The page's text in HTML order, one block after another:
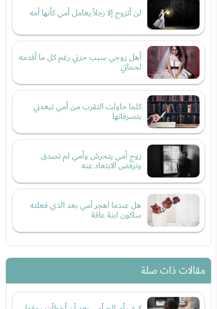
لن أتزوج إلا رجلاً يعامل أمي كأنها أمه
أهل زوجي سبب حزني رغم كل ما أقدمه
لحماتي
كلما حاولت التقرب من أمي تبعدني
بتصرفاتها
زوج أمي يتحرش وأمي لم تصدق
وترفض الابتعاد عنه
هل عندما اهجر أمي بعد الذي فعلته
ساكون ابنة عاقة
مقالات ذات صلة